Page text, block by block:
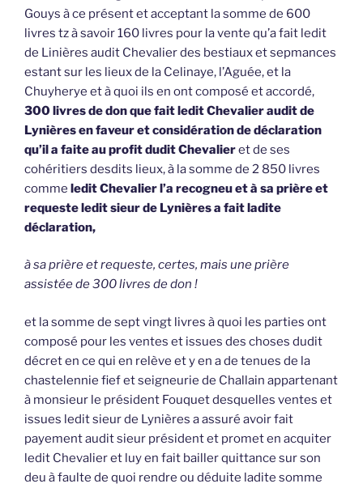
Gouys à ce présent et acceptant la somme de 600
livres tz à savoir 160 livres pour la vente qu’a fait ledit
de Linières audit Chevalier des bestiaux et sepmances
estant sur les lieux de la Celinaye, l’Aguée, et la
Chuyherye et à quoi ils en ont composé et accordé,
300 livres de don que fait ledit Chevalier audit de
Lynières en faveur et considération de déclaration
qu’il a faite au profit dudit Chevalieret de ses
cohéritiers desdits lieux, à la somme de 2 850 livres
comme ledit Chevalier l’a recogneu et à sa prière et
requeste ledit sieur de Lynières a fait ladite
déclaration,
à sa prière et requeste, certes, mais une prière
assistée de 300 livres de don !
et la somme de sept vingt livres à quoi les parties ont
composé pour les ventes et issues des choses dudit
décret en ce qui en relève et y en a de tenues de la
chastelennie fief et seigneurie de Challain appartenant
à monsieur le président Fouquet desquelles ventes et
issues ledit sieur de Lynières a assuré avoir fait
payement audit sieur président et promet en acquiter
ledit Chevalier et luy en fait bailler quittance sur son
deu à faulte de quoi rendre ou déduite ladite somme